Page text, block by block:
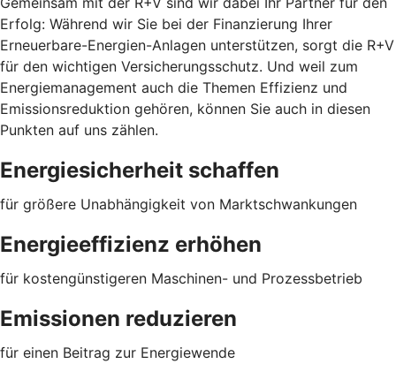
Erfolg: Während wir Sie bei der Finanzierung Ihrer
Erneuerbare-Energien-Anlagen unterstützen, sorgt die R+V
für den wichtigen Versicherungsschutz. Und weil zum
Energiemanagement auch die Themen Effizienz und
Emissionsreduktion gehören, können Sie auch in diesen
Punkten auf uns zählen.
Energiesicherheit schaffen
für größere Unabhängigkeit von Marktschwankungen
Energieeffizienz erhöhen
für kostengünstigeren Maschinen- und Prozessbetrieb
Emissionen reduzieren
für einen Beitrag zur Energiewende